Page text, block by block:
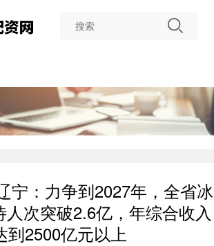
宁：力争到2027年，全省冰
人次突破2.6亿，年综合收入
到2500亿元以上